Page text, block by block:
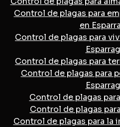
Control de plagas para
en
Control de plagas para
Control de plagas para
Control de plagas para
Control de plagas
Control de plagas
Control de plagas para la